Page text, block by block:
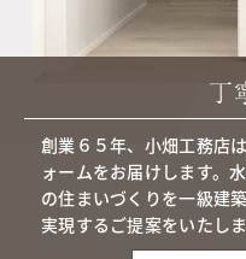
丁
創業６５年、小畑工務店
ォームをお届けします。
の住まいづくりを一級建
実現するご提案をいたしま